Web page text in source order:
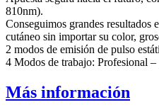
810nm).
Conseguimos grandes
cutáneo sin importar su color,
2 modos de emisión de pulso
4 Modos de trabajo: Profesional
Más información